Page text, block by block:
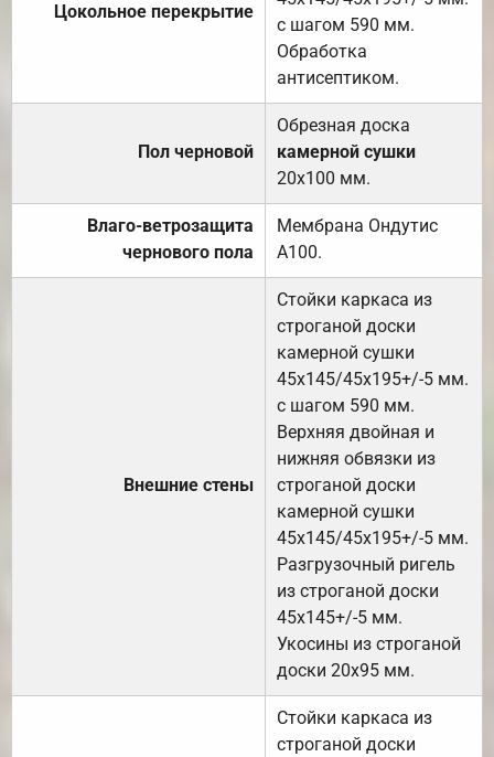
Цокольное перекрытие
с шагом 590 мм.
Обработка
антисептиком.
Пол черновой
Обрезная доска
камерной сушки
20х100 мм.
Влаго-ветрозащита
чернового пола
Мембрана Ондутис
А100.
Внешние стены
Стойки каркаса из
строганой доски
камерной сушки
45х145/45х195+/-5 мм.
с шагом 590 мм.
Верхняя двойная и
нижняя обвязки из
строганой доски
камерной сушки
45х145/45х195+/-5 мм.
Разгрузочный ригель
из строганой доски
45х145+/-5 мм.
Укосины из строганой
доски 20х95 мм.
Стойки каркаса из
строганой доски